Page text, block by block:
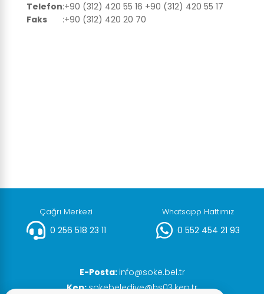
Telefon:+90 (312) 420 55 16 +90 (312) 420 55 17
Faks
:+90 (312) 420 20 70
Çağrı Merkezi
0 256 518 23 11
Whatsapp Hattımız
0 552 454 21 93
E-Posta: info@soke.bel.tr
Kep:sokebelediye@hs03.kep.tr